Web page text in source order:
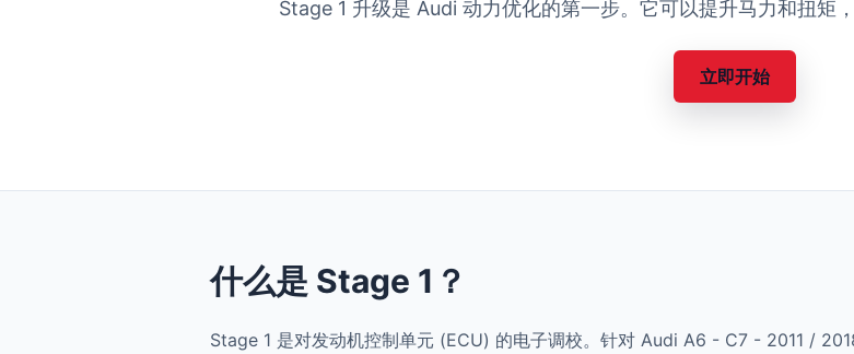
Stage 1 升级是 Audi 动力优化的第一步。它可以提升马力和扭矩
立即开始
什么是 Stage 1？
Stage 1 是对发动机控制单元 (ECU) 的电子调校。针对 Audi A6 - C7 - 2011 /